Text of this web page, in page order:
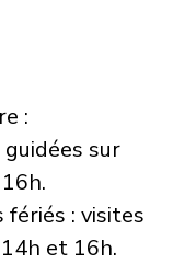
:
sur
fériés : visites
et 16h.